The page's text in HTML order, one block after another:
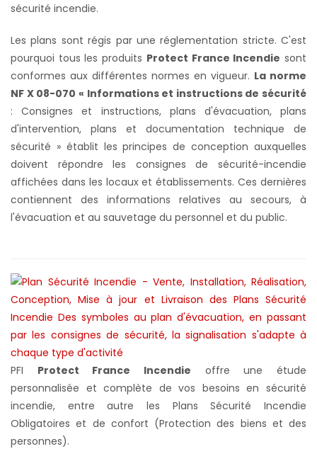
sécurité incendie.
Les plans sont régis par une réglementation stricte. C'est
pourquoi tous les produits Protect France Incendie sont
conformes aux différentes normes en vigueur. La norme
NF X 08-070 « Informations et instructions de sécurité
: Consignes et instructions, plans d'évacuation, plans
d'intervention, plans et documentation technique de
sécurité » établit les principes de conception auxquelles
doivent répondre les consignes de sécurité-incendie
affichées dans les locaux et établissements. Ces dernières
contiennent des informations relatives au secours, à
l'évacuation et au sauvetage du personnel et du public.
PFI Protect France Incendie offre une étude
personnalisée et complète de vos besoins en sécurité
incendie, entre autre les Plans Sécurité Incendie
Obligatoires et de confort (Protection des biens et des
personnes).